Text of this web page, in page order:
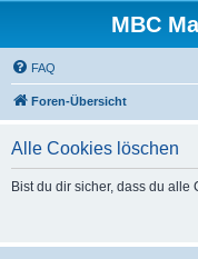
MBC
FAQ
Foren-Übersicht
Alle Cookies löschen
Bist du dir sicher, dass du